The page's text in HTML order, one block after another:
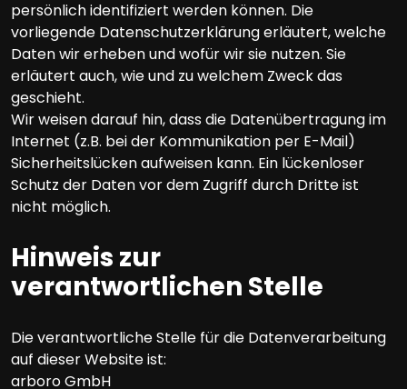
persönlich identifiziert werden können. Die
vorliegende Datenschutzerklärung erläutert, welche
Daten wir erheben und wofür wir sie nutzen. Sie
erläutert auch, wie und zu welchem Zweck das
geschieht.
Wir weisen darauf hin, dass die Datenübertragung im
Internet (z.B. bei der Kommunikation per E-Mail)
Sicherheitslücken aufweisen kann. Ein lückenloser
Schutz der Daten vor dem Zugriff durch Dritte ist
nicht möglich.
Hinweis zur
verantwortlichen Stelle
Die verantwortliche Stelle für die Datenverarbeitung
auf dieser Website ist:
arboro GmbH